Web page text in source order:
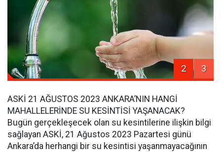
2 3
ASKİ 21 AĞUSTOS 2023 ANKARA’NIN HANGİ
MAHALLELERİNDE SU KESİNTİSİ YAŞANACAK?
Bugün gerçekleşecek olan su kesintilerine ilişkin bilgi
sağlayan ASKİ, 21 Ağustos 2023 Pazartesi günü
Ankara’da herhangi bir su kesintisi yaşanmayacağının